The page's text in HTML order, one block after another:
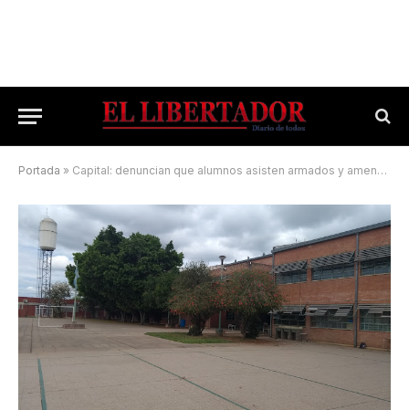
Portada » Capital: denuncian que alumnos asisten armados y amenazan a compañeros en una escuela